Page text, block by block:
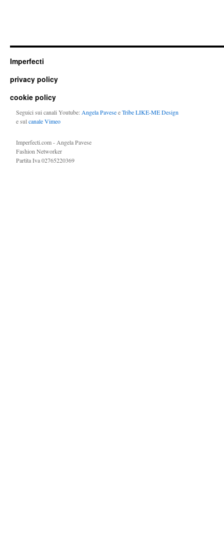
Imperfecti
privacy policy
cookie policy
Seguici sui canali Youtube: Angela PaveseeTribe LIKE-ME Design
e sulcanale Vimeo
Imperfecti.com - Angela Pavese
Fashion Networker
Partita Iva 02765220369